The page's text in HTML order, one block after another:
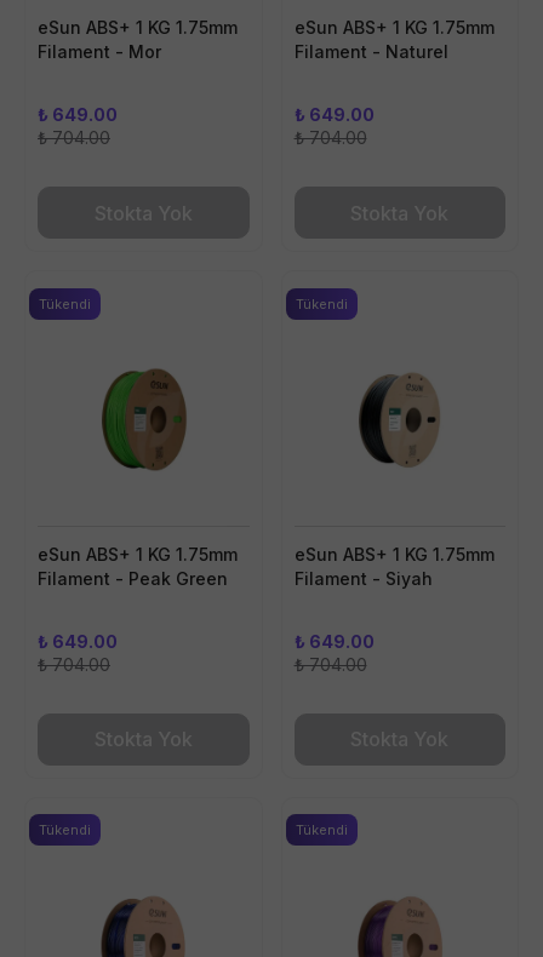
eSun ABS+ 1 KG 1.75mm
Filament - Mor
₺ 649.00
₺ 704.00
Stokta Yok
eSun ABS+ 1 KG 1.75mm
Filament - Naturel
₺ 649.00
₺ 704.00
Stokta Yok
eSun ABS+ 1 KG 1.75mm
Filament - Peak Green
Tükendi
₺ 649.00
₺ 704.00
Stokta Yok
eSun ABS+ 1 KG 1.75mm
Filament - Siyah
Tükendi
₺ 649.00
₺ 704.00
Stokta Yok
Tükendi Tükendi